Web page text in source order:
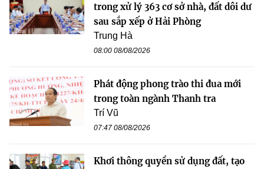
trong xử lý 363 cơ sở nhà, đất dôi dư
sau sắp xếp ở Hải Phòng
Trung Hà
08:00 08/08/2026
Phát động phong trào thi đua mới
trong toàn ngành Thanh tra
Trí Vũ
07:47 08/08/2026
Khơi thông quyền sử dụng đất, tạo